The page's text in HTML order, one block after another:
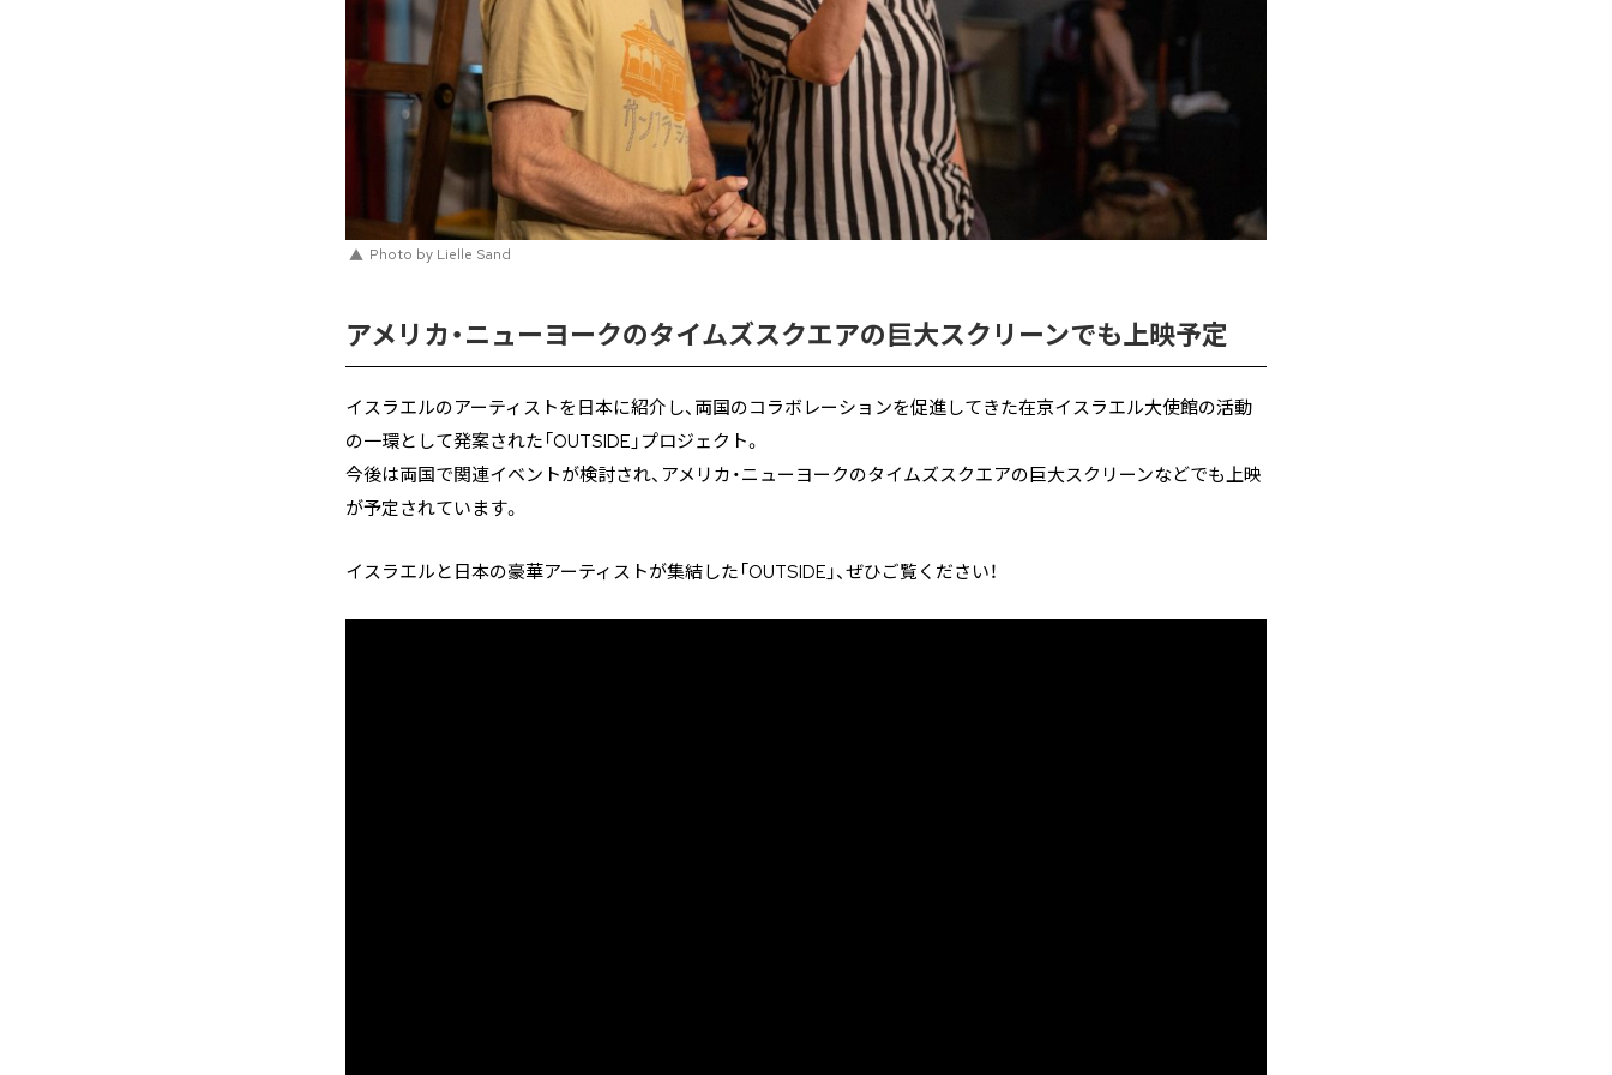
Photo by Lielle Sand
アメリカ・ニューヨークのタイムズスクエアの巨大スクリーンでも上映予定
イスラエルのアーティストを日本に紹介し、両国のコラボレーションを促進してきた在京イスラエル大使館の活動
の一環として発案された「OUTSIDE」プロジェクト。
今後は両国で関連イベントが検討され、アメリカ・ニューヨークのタイムズスクエアの巨大スクリーンなどでも上映
が予定されています。
イスラエルと日本の豪華アーティストが集結した「OUTSIDE」、ぜひご覧ください！